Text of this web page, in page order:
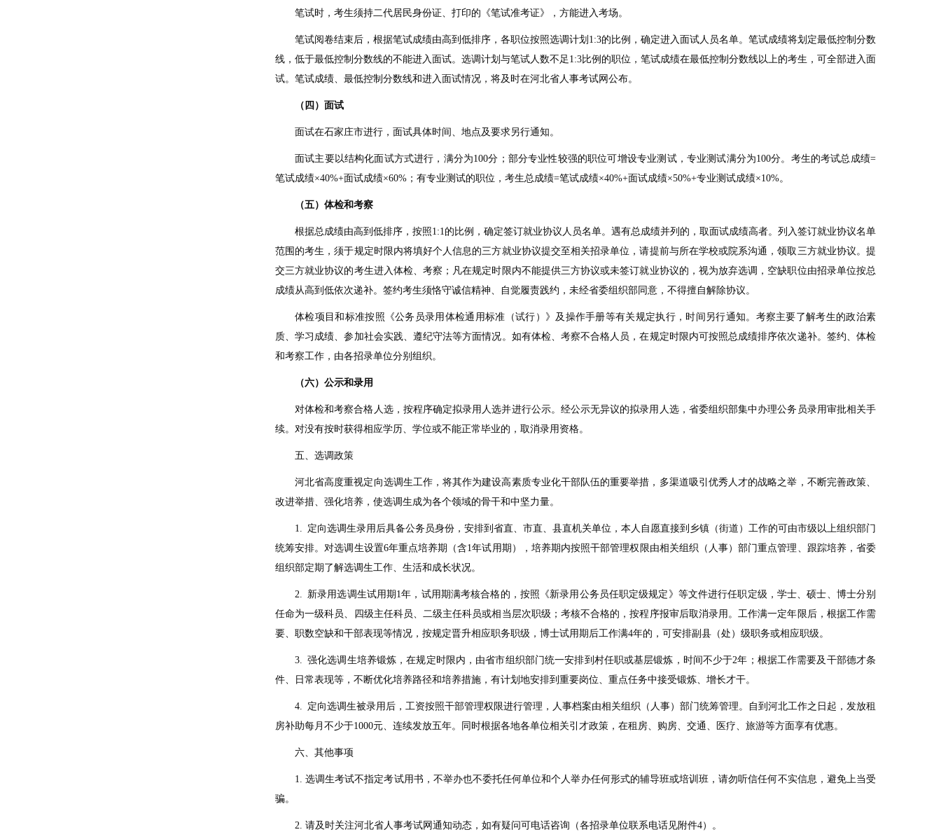
笔试时，考生须持二代居民身份证、打印的《笔试准考证》，方能进入考场。
笔试阅卷结束后，根据笔试成绩由高到低排序，各职位按照选调计划 1:3的比例，确定进入面试人员名单。笔试成绩将划定最低控制分数
线，低于最低控制分数线的不能进入面试。选调计划与笔试人数不足 1:3比例的职位，笔试成绩在最低控制分数线以上的考生，可全部进入面
试。笔试成绩、最低控制分数线和进入面试情况，将及时在河北省人事考试网公布。
（四）面试
面试在石家庄市进行，面试具体时间、地点及要求另行通知。
面试主要以结构化面试方式进行，满分为100分；部分专业性较强的职位可增设专业测试，专业测试满分为100分。考生的考试总成绩=
笔试成绩×40%+面试成绩×60% ；有专业测试的职位，考生总成绩=笔试成绩×40%+面试成绩×50%+专业测试成绩×10%。
（五）体检和考察
根据总成绩由高到低排序，按照1:1的比例，确定签订就业协议人员名单。遇有总成绩并列的，取面试成绩高者。列入签订就业协议名单
范围的考生，须于规定时限内将填好个人信息的三方就业协议提交至相关招录单位，请提前与所在学校或院系沟通，领取三方就业协议。提
交三方就业协议的考生进入体检、考察；凡在规定时限内不能提供三方协议或未签订就业协议的，视为放弃选调，空缺职位由招录单位按总
成绩从高到低依次递补。签约考生须恪守诚信精神、自觉履责践约，未经省委组织部同意，不得擅自解除协议。
体检项目和标准按照《公务员录用体检通用标准（试行）》及操作手册等有关规定执行，时间另行通知。考察主要了解考生的政治素
质、学习成绩、参加社会实践、遵纪守法等方面情况。如有体检、考察不合格人员，在规定时限内可按照总成绩排序依次递补。签约、体检
和考察工作，由各招录单位分别组织。
（六）公示和录用
对体检和考察合格人选，按程序确定拟录用人选并进行公示。经公示无异议的拟录用人选，省委组织部集中办理公务员录用审批相关手
续。对没有按时获得相应学历、学位或不能正常毕业的，取消录用资格。
五、选调政策
河北省高度重视定向选调生工作，将其作为建设高素质专业化干部队伍的重要举措，多渠道吸引优秀人才的战略之举，不断完善政策、
改进举措、强化培养，使选调生成为各个领域的骨干和中坚力量。
1. 定向选调生录用后具备公务员身份，安排到省直、市直、县直机关单位，本人自愿直接到乡镇（街道）工作的可由市级以上组织部门
统筹安排。对选调生设置6年重点培养期（含1年试用期），培养期内按照干部管理权限由相关组织（人事）部门重点管理、跟踪培养，省委
组织部定期了解选调生工作、生活和成长状况。
2. 新录用选调生试用期 1年，试用期满考核合格的，按照《新录用公务员任职定级规定》等文件进行任职定级，学士、硕士、博士分别
任命为一级科员、四级主任科员、二级主任科员或相当层次职级；考核不合格的，按程序报审后取消录用。工作满一定年限后，根据工作需
要、职数空缺和干部表现等情况，按规定晋升相应职务职级，博士试用期后工作满4年的，可安排副县（处）级职务或相应职级。
3. 强化选调生培养锻炼，在规定时限内，由省市组织部门统一安排到村任职或基层锻炼，时间不少于2年；根据工作需要及干部德才条
件、日常表现等，不断优化培养路径和培养措施，有计划地安排到重要岗位、重点任务中接受锻炼、增长才干。
4. 定向选调生被录用后，工资按照干部管理权限进行管理，人事档案由相关组织（人事）部门统筹管理。自到河北工作之日起，发放租
房补助每月不少于1000元、连续发放五年。同时根据各地各单位相关引才政策，在租房、购房、交通、医疗、旅游等方面享有优惠。
六、其他事项
1.选调生考试不指定考试用书，不举办也不委托任何单位和个人举办任何形式的辅导班或培训班，请勿听信任何不实信息，避免上当受
骗。
2. 请及时关注河北省人事考试网通知动态，如有疑问可电话咨询（各招录单位联系电话见附件4）。